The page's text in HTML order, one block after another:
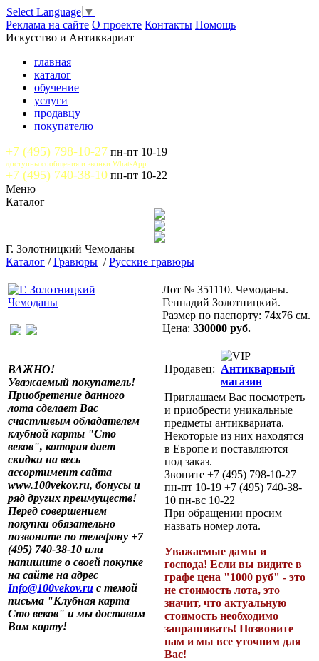
Select Language ▼
Реклама на сайте О проекте Контакты Помощь
Искусство и Антиквариат
главная
каталог
обучение
услуги
продавцу
покупателю
+7 (495) 798-10-27 пн-пт 10-19
доступны сообщения и звонки WhatsApp
+7 (495) 740-38-10 пн-пт 10-22
Меню
Каталог
Г. Золотницкий Чемоданы
Каталог /Гравюры /Русские гравюры
ВАЖНО!
Уважаемый покупатель!
Приобретение данного
лота сделает Вас
счастливым обладателем
клубной карты "Сто
веков", которая дает
скидки на весь
ассортимент сайта
www.100vekov.ru, бонусы и
ряд других преимуществ!
Перед совершением
покупки обязательно
позвоните по телефону +7
(495) 740-38-10 или
напишите о своей покупке
на сайте на адрес
Info@100vekov.ru с темой
письма "Клубная карта
Сто веков" и мы доставим
Вам карту!
Лот № 351110. Чемоданы.
Геннадий Золотницкий.
Размер по паспорту: 74х76 см.
Цена: 330000 руб.
Продавец: Антикварный
магазин
Приглашаем Вас посмотреть
и приобрести уникальные
предметы антиквариата.
Некоторые из них находятся
в Европе и поставляются
под заказ.
Звоните +7 (495) 798-10-27
пн-пт 10-19 +7 (495) 740-38-
10 пн-вс 10-22
При обращении просим
назвать номер лота.
Уважаемые дамы и
господа! Если вы видите в
графе цена "1000 руб" - это
не стоимость лота, это
значит, что актуальную
стоимость необходимо
запрашивать! Позвоните
нам и мы все уточним для
Вас!